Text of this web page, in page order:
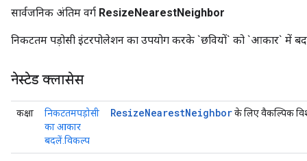
सार्वजनिक अंतिम वर्ग ResizeNearestNeighbor
निकटतम पड़ोसी इंटरपोलेशन का उपयोग करके `छवियों` को `आकार` में
नेस्टेड क्लासेस
कक्षा
निकटतमपड़ोसी
का आकार
बदलें.विकल्प
ResizeNearestNeighborके लिए वैकल्पिक